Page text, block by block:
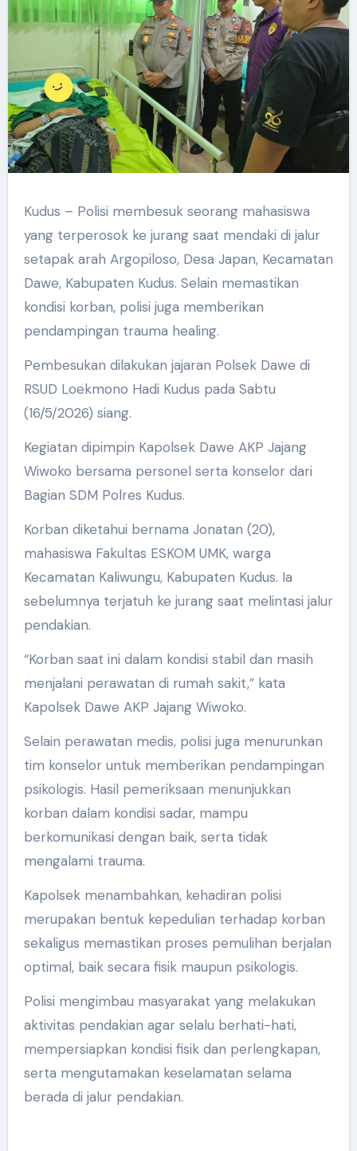
Kudus – Polisi membesuk seorang mahasiswa
yang terperosok ke jurang saat mendaki di jalur
setapak arah Argopiloso, Desa Japan, Kecamatan
Dawe, Kabupaten Kudus. Selain memastikan
kondisi korban, polisi juga memberikan
pendampingan trauma healing.
Pembesukan dilakukan jajaran Polsek Dawe di
RSUD Loekmono Hadi Kudus pada Sabtu
(16/5/2026) siang.
Kegiatan dipimpin Kapolsek Dawe AKP Jajang
Wiwoko bersama personel serta konselor dari
Bagian SDM Polres Kudus.
Korban diketahui bernama Jonatan (20),
mahasiswa Fakultas ESKOM UMK, warga
Kecamatan Kaliwungu, Kabupaten Kudus. Ia
sebelumnya terjatuh ke jurang saat melintasi jalur
pendakian.
“Korban saat ini dalam kondisi stabil dan masih
menjalani perawatan di rumah sakit,” kata
Kapolsek Dawe AKP Jajang Wiwoko.
Selain perawatan medis, polisi juga menurunkan
tim konselor untuk memberikan pendampingan
psikologis. Hasil pemeriksaan menunjukkan
korban dalam kondisi sadar, mampu
berkomunikasi dengan baik, serta tidak
mengalami trauma.
Kapolsek menambahkan, kehadiran polisi
merupakan bentuk kepedulian terhadap korban
sekaligus memastikan proses pemulihan berjalan
optimal, baik secara fisik maupun psikologis.
Polisi mengimbau masyarakat yang melakukan
aktivitas pendakian agar selalu berhati-hati,
mempersiapkan kondisi fisik dan perlengkapan,
serta mengutamakan keselamatan selama
berada di jalur pendakian.